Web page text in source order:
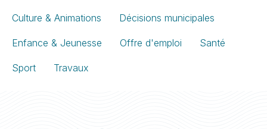
Culture & Animations Décisions municipales
Enfance & Jeunesse Offre d'emploi Santé
Sport Travaux